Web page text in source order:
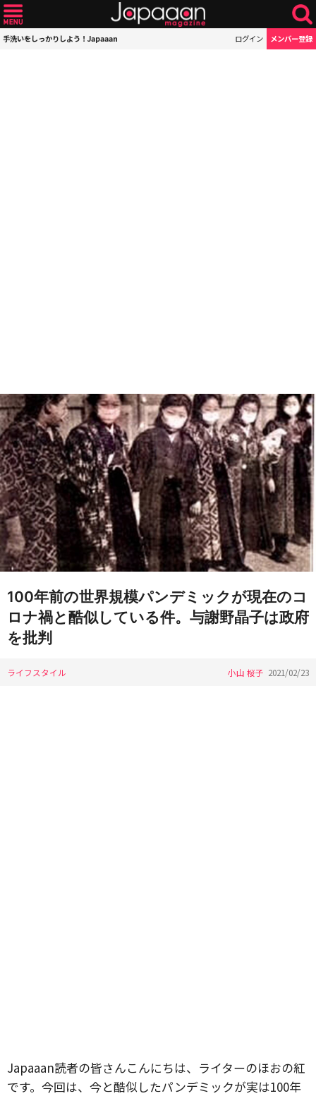
手洗いをしっかりしよう！Japaaan ログイン メンバー登録
100年前の世界規模パンデミックが現在のコ
ロナ禍と酷似している件。与謝野晶子は政府
を批判
ライフスタイル 小山 桜子 2021/02/23
Japaaan読者の皆さんこんにちは、ライターのほおの紅
です。今回は、今と酷似したパンデミックが実は100年